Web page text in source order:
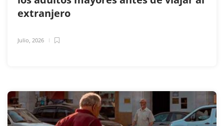
extranjero
Julio, 2026